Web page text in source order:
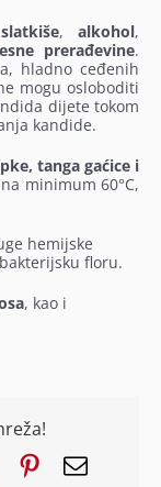
slatkiše,alkohol,
prerađevine.
hladno ceđenih
mogu osloboditi
dijete tokom
kandide.
tanga gaćice i
minimum 60°C,
hemijske
floru.
, kao i
TumblrPinterest
Email